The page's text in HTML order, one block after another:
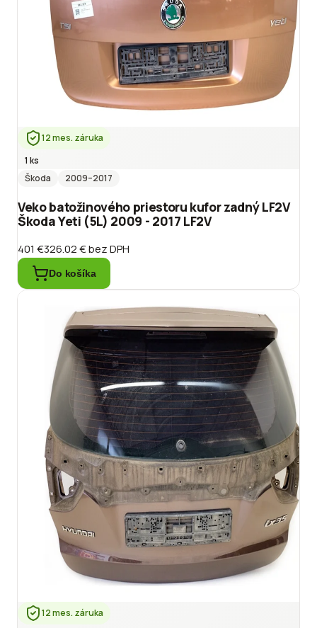
12 mes. záruka
1 ks
Škoda
2009–2017
Veko batožinového priestoru kufor zadný LF2V
Škoda Yeti (5L) 2009 - 2017 LF2V
401 €326.02 €bez DPH
Do košíka
12 mes. záruka